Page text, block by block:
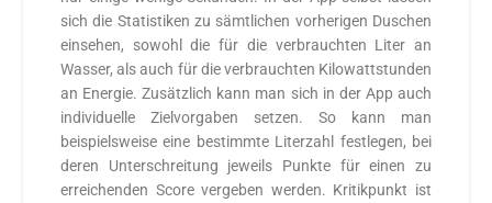
sich die Statistiken zu sämtlichen vorherigen Duschen
einsehen, sowohl die für die verbrauchten Liter an
Wasser, als auch für die verbrauchten Kilowattstunden
an Energie. Zusätzlich kann man sich in der App auch
individuelle Zielvorgaben setzen. So kann man
beispielsweise eine bestimmte Literzahl festlegen, bei
deren Unterschreitung jeweils Punkte für einen zu
erreichenden Score vergeben werden. Kritikpunkt ist